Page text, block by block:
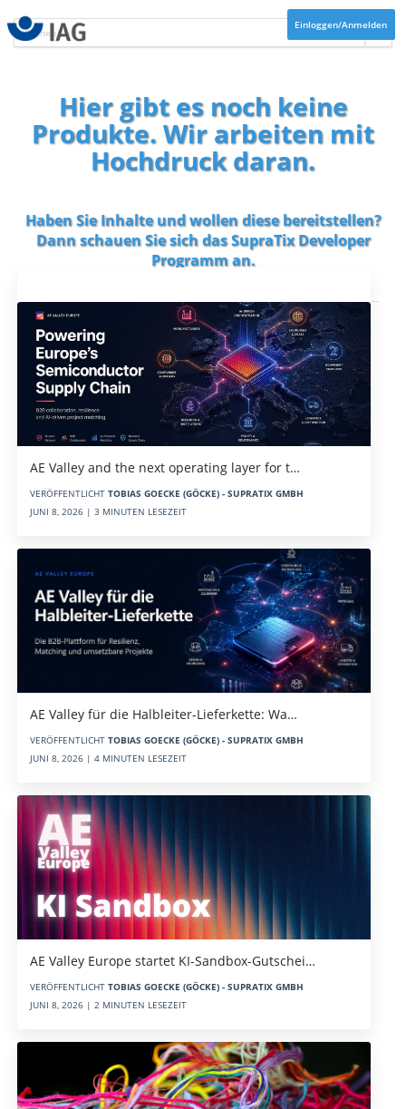
Einloggen/Anmelden
Hier gibt es noch keine
Produkte. Wir arbeiten mit
Hochdruck daran.
Haben Sie Inhalte und wollen diese bereitstellen?
Dann schauen Sie sich dasSupraTix Developer
Programman.
AE Valley and the next operating layer for t…
VERÖFFENTLICHT TOBIAS GOECKE (GÖCKE) - SUPRATIX GMBH
JUNI 8, 2026 | 3 MINUTEN LESEZEIT
AE Valley für die Halbleiter-Lieferkette: Wa…
VERÖFFENTLICHT TOBIAS GOECKE (GÖCKE) - SUPRATIX GMBH
JUNI 8, 2026 | 4 MINUTEN LESEZEIT
AE Valley Europe startet KI-Sandbox-Gutschei…
VERÖFFENTLICHT TOBIAS GOECKE (GÖCKE) - SUPRATIX GMBH
JUNI 8, 2026 | 2 MINUTEN LESEZEIT